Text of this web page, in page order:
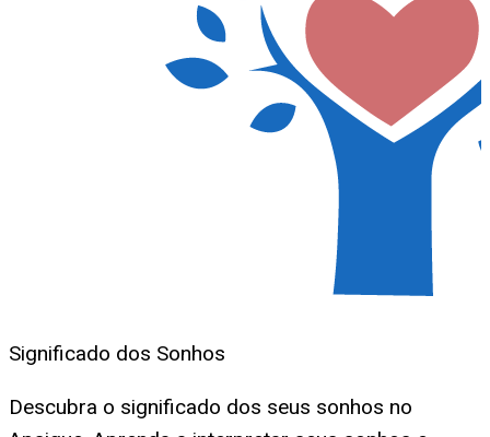
Significado dos Sonhos
Descubra o significado dos seus sonhos no